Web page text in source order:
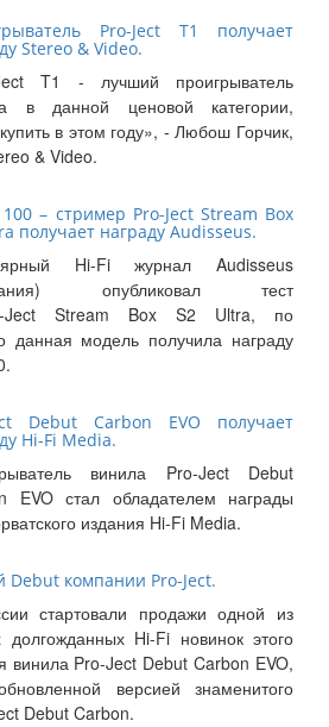
Pro-Ject T1 получает
Stereo & Video.
T1 - лучший проигрыватель
в данной ценовой категории,
в этом году», - Любош Горчик,
& Video.
– стример Pro-Ject Stream Box
получает награду Audisseus.
Hi-Fi журнал Audisseus
опубликовал тест
Ject Stream Box S2 Ultra, по
данная модель получила награду
Debut Carbon EVO получает
Hi-Fi Media.
винила Pro-Ject Debut
EVO стал обладателем награды
издания Hi-Fi Media.
Debut компании Pro-Ject.
стартовали продажи одной из
долгожданных Hi-Fi новинок этого
винила Pro-Ject Debut Carbon EVO,
версией знаменитого
Debut Carbon.